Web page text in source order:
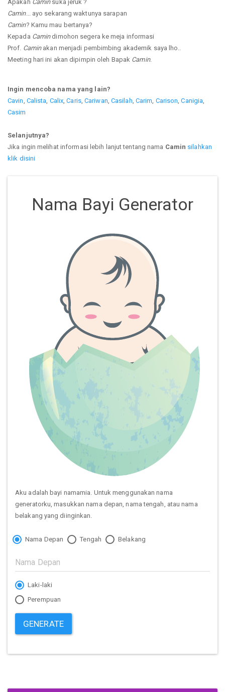
Apakah Caminsuka jeruk ?
Camin... ayo sekarang waktunya sarapan
Camin? Kamu mau bertanya?
Kepada Camindimohon segera ke meja informasi
Prof. Caminakan menjadi pembimbing akademik saya lho..
Meeting hari ini akan dipimpin oleh Bapak Camin.
Ingin mencoba nama yang lain?
Cavin Calista Calix ,Caris,Cariwan Casilah Carim Carison ,Canigia
Casim
Selanjutnya?
Jika ingin melihat informasi lebih lanjut tentang nama Camin silahkan
klik disini
Nama Bayi Generator
Aku adalah bayi namamia. Untuk menggunakan nama
generatorku, masukkan nama depan, nama tengah, atau nama
belakang yang diinginkan.
Nama Depan Tengah Belakang
Laki-laki
Perempuan
GENERATE